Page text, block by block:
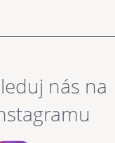
nás na